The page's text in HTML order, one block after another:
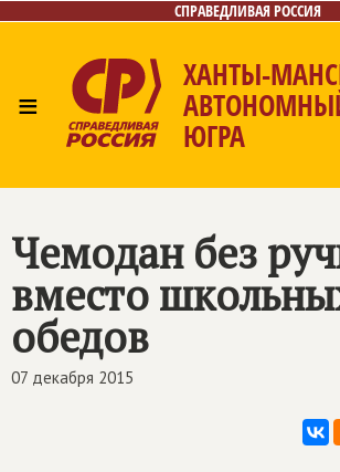
СПРАВЕДЛИВАЯ РОССИЯ
≡
ХАНТЫ-
ЮГРА
Контакты
Чемодан без
вместо
обедов
07 декабря 2015